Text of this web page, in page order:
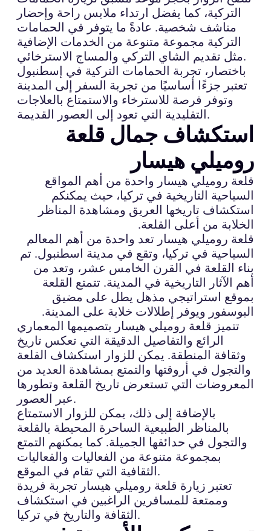
التركية، كما يفضل ارتداء ملابس راحة وإحضار
مناشف شخصية. عادةً ما يتوفر في الحمامات
التركية مجموعة متنوعة من الخدمات الإضافية
مثل تقديم الشاي التركي والمساج الاسترخائي.
باختصار، تجربة الحمامات التركية في إسطنبول
تعتبر جزءًا أساسيًا من تجربة السفر إلى المدينة
وتوفر فرصة للاسترخاء والاستمتاع بالعلاجات
التقليدية التي تعود إلى العصور القديمة.
استكشاف جمال قلعة
روميلي هيسار
قلعة روميلي هيسار واحدة من أهم المواقع
السياحية التاريخية في تركيا، حيث يمكنكم
استكشاف تاريخها العريق ومشاهدة المناظر
الخلابة من أعلى القلعة.
قلعة روميلي هيسار تعد واحدة من أهم المعالم
السياحية في تركيا، وتقع في مدينة اسطنبول. تم
بناء القلعة في القرن الخامس عشر، وتعد من
أهم الآثار التاريخية في المدينة. تتمتع القلعة
بموقع استراتيجي مذهل يطل على مضيق
البوسفور ويوفر إطلالات خلابة على المدينة.
تتميز قلعة روميلي هيسار بتصميمها المعماري
الرائع والتفاصيل الدقيقة التي تعكس تاريخ
وثقافة المنطقة. يمكن للزوار استكشاف القلعة
والتجول في أروقتها والتمتع بمشاهدة العديد من
المعروضات التي تستعرض تاريخ القلعة وتطورها
عبر العصور.
بالإضافة إلى ذلك، يمكن للزوار الاستمتاع
بالمناظر الطبيعية الساحرة المحيطة بالقلعة
والتجول في حدائقها الجميلة. كما يمكنهم التمتع
بمجموعة متنوعة من الفعاليات والفعاليات
الثقافية التي تقام في الموقع.
تعتبر زيارة قلعة روميلي هيسار تجربة فريدة
وممتعة للمسافرين الراغبين في استكشاف
الثقافة والتاريخ في تركيا.